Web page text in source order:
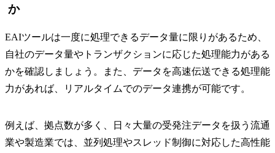
か
EAIツールは一度に処理できるデータ量に限りがあるため、
自社のデータ量やトランザクションに応じた処理能力がある
かを確認しましょう。また、データを高速伝送できる処理能
力があれば、リアルタイムでのデータ連携が可能です。
例えば、拠点数が多く、日々大量の受発注データを扱う流通
業や製造業では、並列処理やスレッド制御に対応した高性能